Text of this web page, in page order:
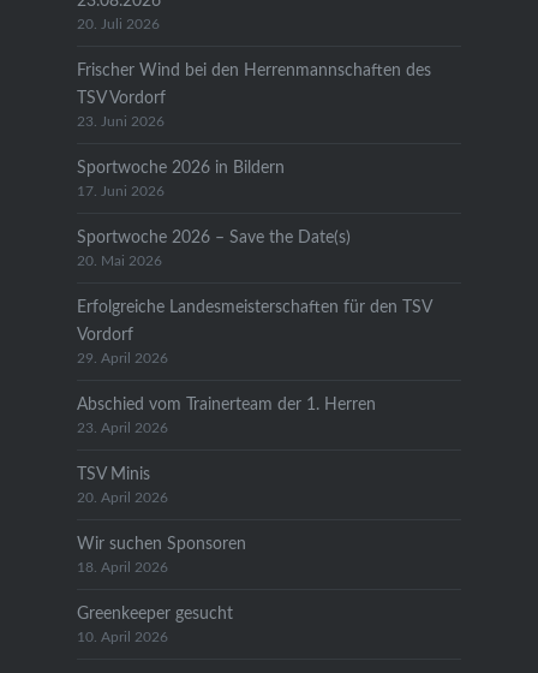
20. Juli 2026
Frischer Wind bei den Herrenmannschaften des
TSV Vordorf
23. Juni 2026
Sportwoche 2026 in Bildern
17. Juni 2026
Sportwoche 2026 – Save the Date(s)
20. Mai 2026
Erfolgreiche Landesmeisterschaften für den TSV
Vordorf
29. April 2026
Abschied vom Trainerteam der 1. Herren
23. April 2026
TSV Minis
20. April 2026
Wir suchen Sponsoren
18. April 2026
Greenkeeper gesucht
10. April 2026